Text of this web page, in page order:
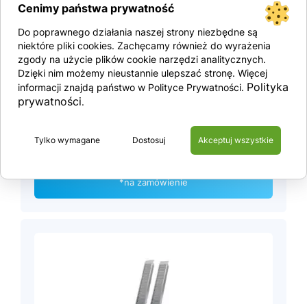
Vikšrinės rampos
*na zamówienie
Cenimy państwa prywatność
Do poprawnego działania naszej strony niezbędne są
niektóre pliki cookies. Zachęcamy również do wyrażenia
zgody na użycie plików cookie narzędzi analitycznych.
Dzięki nim możemy nieustannie ulepszać stronę. Więcej
informacji znajdą państwo w Polityce Prywatności. Polityka
prywatności.
Dostosuj
Tylko wymagane Akceptuj wszystkie